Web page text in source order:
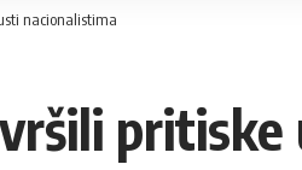
nacionalistima
pritiske